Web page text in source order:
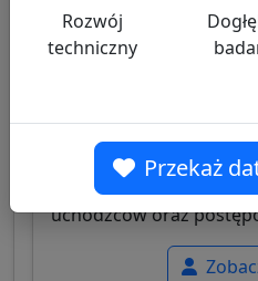
Integralnego Rozwoju
znany z
uchodźców oraz
Rozwój
techniczny
Przekaż